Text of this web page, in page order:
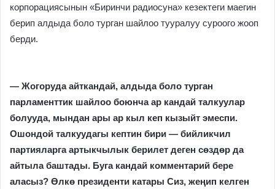
корпорациясынын «Биринчи радиосуна» кезектеги маегин
берип алдыда боло турган шайлоо тууралуу суроого жооп
берди.
— Жогоруда айткандай, алдыда боло турган
парламенттик шайлоо боюнча ар кандай талкуулар
болууда, мындан ары ар кыл кеп кызыйт эмеспи.
Ошондой талкуудагы кептин бири — бийликчил
партияларга артыкчылык берилет деген сөздөр да
айтыла баштады. Буга кандай комментарий бере
аласыз? Өлкө президенти катары Сиз, жеңип келген